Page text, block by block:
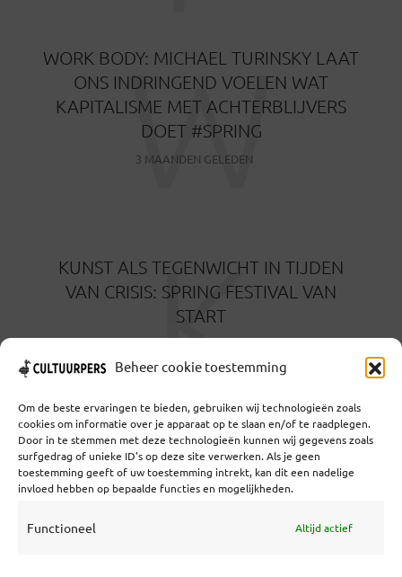
Beheer cookie toestemming
Om de beste ervaringen te bieden, gebruiken wij technologieën zoals
cookies om informatie over je apparaat op te slaan en/of te raadplegen.
Door in te stemmen met deze technologieën kunnen wij gegevens zoals
surfgedrag of unieke ID's op deze site verwerken. Als je geen
toestemming geeft of uw toestemming intrekt, kan dit een nadelige
invloed hebben op bepaalde functies en mogelijkheden.
Functioneel Altijd actief
WORK BODY: MICHAEL TURINSKY LAAT
ONS INDRINGEND VOELEN WAT
KAPITALISME MET ACHTERBLIJVERS
DOET #SPRING
3 MAANDEN GELEDEN
W
KUNST ALS TEGENWICHT IN TIJDEN
VAN CRISIS: SPRING FESTIVAL VAN
START
K
Coöperatief Cultureel Persbureau U.A. | Salzburg 29 |
3524KS Utrecht | KvK: 55573592 |Btw: